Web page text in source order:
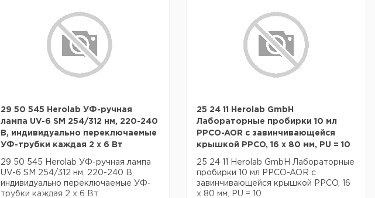
29 50 545 Herolab УФ-ручная
лампа UV-6 SM 254/312 нм, 220-240
В, индивидуально переключаемые
УФ-трубки каждая 2 x 6 Вт
29 50 545 Herolab УФ-ручная лампа
UV-6 SM 254/312 нм, 220-240 В,
индивидуально переключаемые УФ-
трубки каждая 2 x 6 Вт
25 24 11 Herolab GmbH
Лабораторные пробирки 10 мл
PPCO-AOR с завинчивающейся
крышкой PPCO, 16 x 80 мм, PU = 10
25 24 11 Herolab GmbH Лабораторные
пробирки 10 мл PPCO-AOR с
завинчивающейся крышкой PPCO, 16
x 80 мм, PU = 10